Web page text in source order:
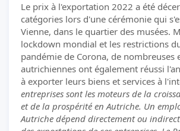
Le prix à l'exportation 2022 a été
catégories lors d'une cérémonie qui
Vienne, dans le quartier des musées.
lockdown mondial et les restrictions
pandémie de Corona, de nombreuses
autrichiennes ont également réussi
à exporter leurs biens et services à
entreprises sont les moteurs de la
et de la prospérité en Autriche. Un
Autriche dépend directement ou